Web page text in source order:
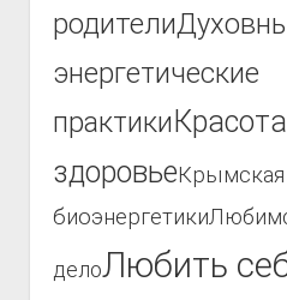
родители
энергетические
практики
здоровье
биоэнергетики
делоЛюбить